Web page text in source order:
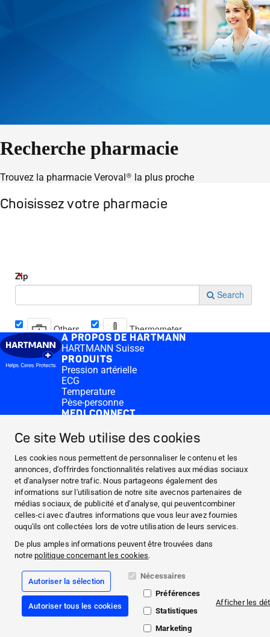
Ce site Web utilise des cookies
Les cookies nous permettent de personnaliser le contenu et les
annonces, d'offrirdes fonctionnalités relatives aux médias sociaux
et d'analyser notre trafic. Nous partageons également des
informations sur l'utilisation de notre site avecnos partenaires de
médias sociaux, de publicité et d'analyse, qui peuventcombiner
celles-ci avec d'autres informations que vous leur avez fournies
ouqu'ils ont collectées lors de votre utilisation de leurs services.
De plus amples informations peuvent être trouvées dans
notrepolitique concernant les cookies.
Autoriser la sélection
Autoriser tous les cookies
Nécessaires
Préférences
Statistiques
Marketing
Afficher les
Recherche pharmacie
Trouvez la pharmacie Veroval® la plus proche
Choisissez votre pharmacie
A PROPOS DE HARTMANN
HARTMANN Suisse
PRODUITS
Pression artérielle
ECG
Temperature
Pèse-personne
MEDI.CONNECT
App Veroval® medi.connect
CONTACT
Medi.connect Login
Contact
A PROPOS DE HARTMANN
PRODUITS
MEDI.CONNECT
CONTACT
Facebook
YouTube
Mentions légales
CookiePolicy
Clause relative à la protection des données
CGV